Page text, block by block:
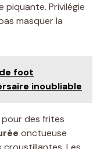
piquante. Privilégie
masquer la
foot
inoubliable
des frites
onctueuse